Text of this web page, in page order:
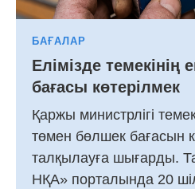
БАҒАЛАР
Елімізде темекінің
бағасы көтерілмек
Қаржы министрлігі
төмен бөлшек бағасын
талқылауға шығарды.
НҚА» порталында 20